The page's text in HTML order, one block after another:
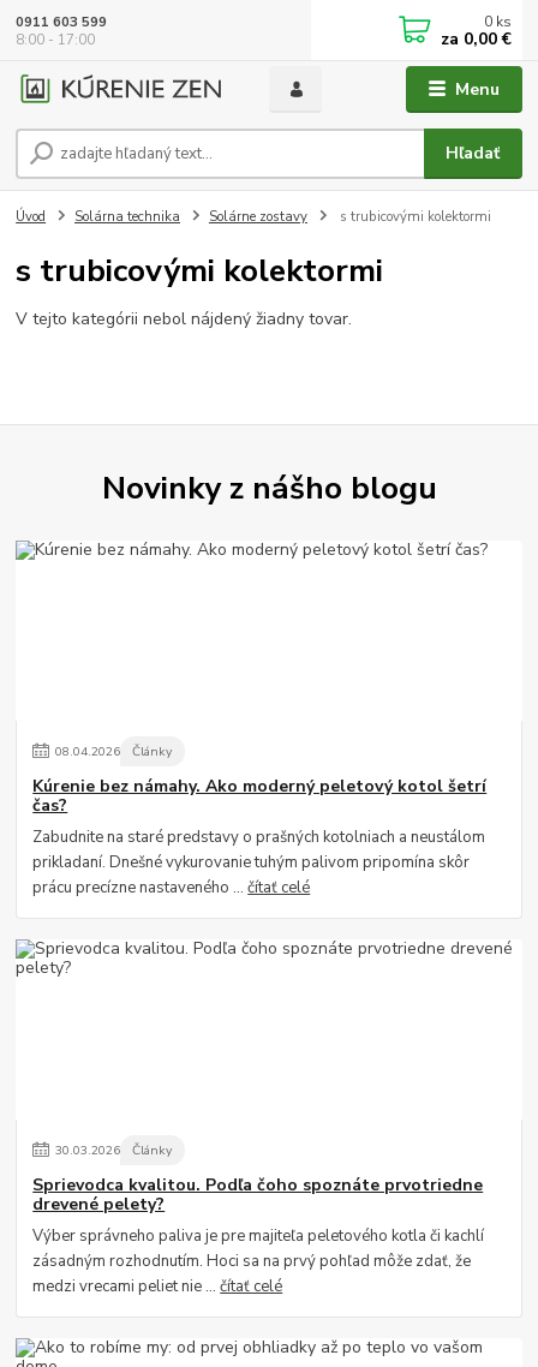
Menu
Hľadať
0911 603 599
8:00 - 17:00
0 ks
za 0,00 €
Úvod Solárna technika Solárne zostavy s trubicovými kolektormi
s trubicovými kolektormi
V tejto kategórii nebol nájdený žiadny tovar.
Novinky z nášho blogu
08.04.2026 Články
Kúrenie bez námahy. Ako moderný peletový kotol šetrí
čas?
Zabudnite na staré predstavy o prašných kotolniach a neustálom
prikladaní. Dnešné vykurovanie tuhým palivom pripomína skôr
prácu precízne nastaveného ...čítať celé
30.03.2026 Články
Sprievodca kvalitou. Podľa čoho spoznáte prvotriedne
drevené pelety?
Výber správneho paliva je pre majiteľa peletového kotla či kachlí
zásadným rozhodnutím. Hoci sa na prvý pohľad môže zdať, že
medzi vrecami peliet nie ...čítať celé